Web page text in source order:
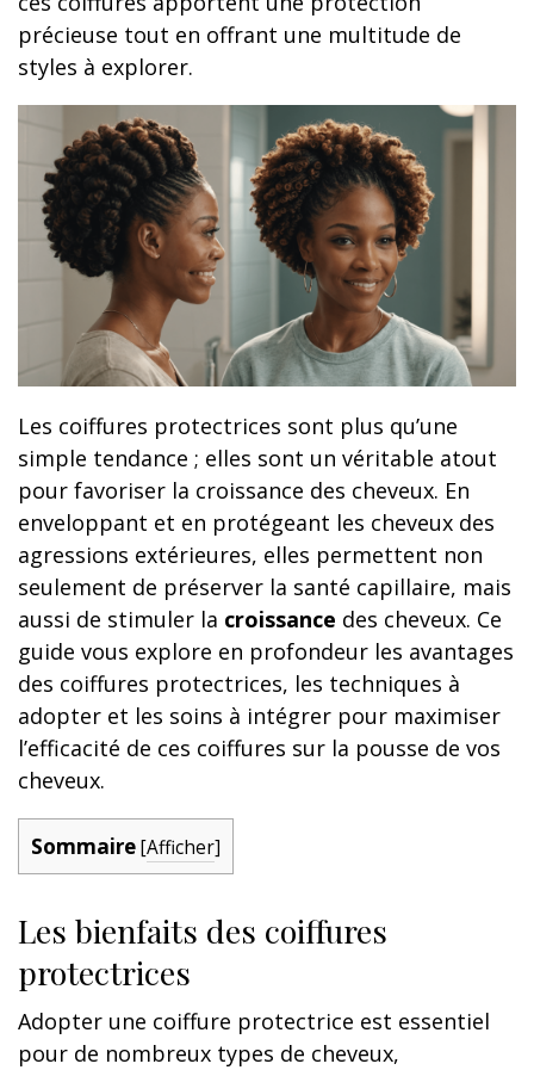
précieuse tout en offrant une multitude de
styles à explorer.
Les coiffures protectrices sont plus qu’une
simple tendance ; elles sont un véritable atout
pour favoriser la croissance des cheveux. En
enveloppant et en protégeant les cheveux des
agressions extérieures, elles permettent non
seulement de préserver la santé capillaire, mais
aussi de stimuler la croissance des cheveux. Ce
guide vous explore en profondeur les avantages
des coiffures protectrices, les techniques à
adopter et les soins à intégrer pour maximiser
l’efficacité de ces coiffures sur la pousse de vos
cheveux.
Sommaire[Afficher]
Les bienfaits des coiffures
protectrices
Adopter une coiffure protectrice est essentiel
pour de nombreux types de cheveux,